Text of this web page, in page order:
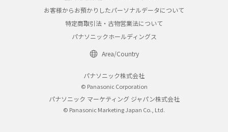
お客様からお預かりしたパーソナルデータについて
特定商取引法・古物営業法について
パナソニックホールディングス
Area/Country
パナソニック株式会社
© Panasonic Corporation
パナソニック マーケティング ジャパン株式会社
© Panasonic Marketing Japan Co., Ltd.